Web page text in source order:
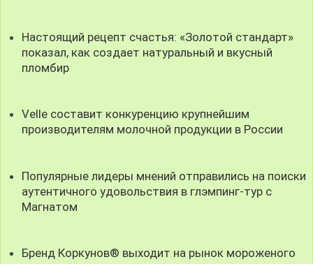
Настоящий рецепт счастья: «Золотой стандарт»
показал, как создает натуральный и вкусный
пломбир
Velle составит конкуренцию крупнейшим
производителям молочной продукции в России
Популярные лидеры мнений отправились на поиски
аутентичного удовольствия в глэмпинг-тур с
Магнатом
Бренд Коркунов® выходит на рынок мороженого